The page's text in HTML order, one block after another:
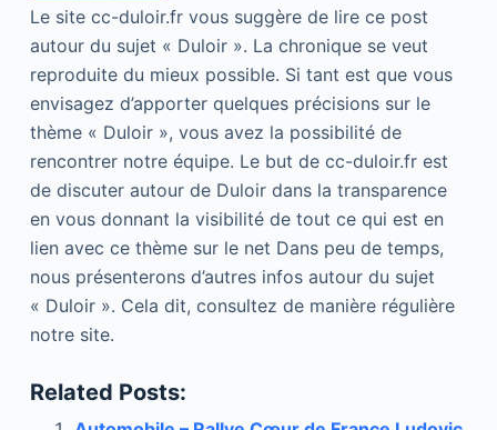
Le site cc-duloir.fr vous suggère de lire ce post
autour du sujet « Duloir ». La chronique se veut
reproduite du mieux possible. Si tant est que vous
envisagez d’apporter quelques précisions sur le
thème « Duloir », vous avez la possibilité de
rencontrer notre équipe. Le but de cc-duloir.fr est
de discuter autour de Duloir dans la transparence
en vous donnant la visibilité de tout ce qui est en
lien avec ce thème sur le net Dans peu de temps,
nous présenterons d’autres infos autour du sujet
« Duloir ». Cela dit, consultez de manière régulière
notre site.
Related Posts: